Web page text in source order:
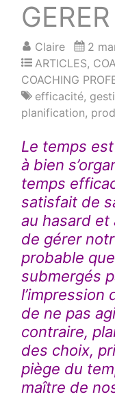
Claire
2
ARTICLES,
COACHING
efficacité,
planification,
Le temps
à bien
temps
satisfait de
au hasard et
de gérer
probable
submergés
l’impression
de ne pas
contraire,
des choix,
piège du
maître de